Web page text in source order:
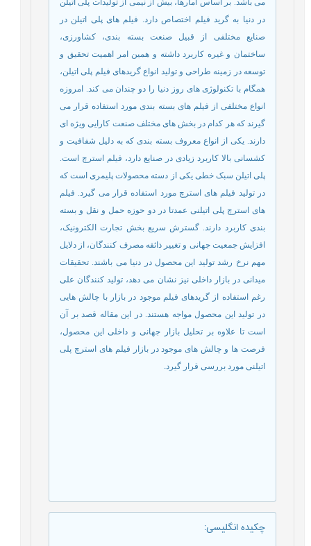
در دنیا به گرید فیلم اختصاص دارد. فیلم های پلی اتیلن در
صنایع مختلفی از قبیل صنعت بسته بندی، کشاورزی،
ساختمان و غیره کاربرد داشته و همین امر اهمیت تحقیق و
توسعه در زمینه طراحی و تولید انواع گریدهای فیلم پلی اتیلن،
همگام با تکنولوژی های روز دنیا را دو چندان می کند. امروزه
انواع مختلفی از فیلم های بسته بندی مورد استفاده قرار می
گیرند که هر کدام در بخش های مختلف صنعت کارایی ویژه ای
دارند. یکی از انواع معروف بسته بندی که به دلیل شفافیت و
کشسانی بالا کاربرد زیادی در صنایع دارد، فیلم استرچ است.
پلی اتیلن سبک خطی یکی از دسته محصولات پلیمری است که
در تولید فیلم های استرچ مورد استفاده قرار می گیرد. فیلم
های استرچ پلی اتیلنی عمدتا در دو حوزه حمل و نقل و بسته
بندی کاربرد دارند. گسترش سریع بخش تجارت الکترونیک،
افزایش جمعیت جهانی و تغییر ذائقه مصرف کنندگان، از دلایل
مهم نرخ رشد تولید این محصول در دنیا می باشند. تحقیقات
میدانی در بازار داخلی نیز نشان می دهد، تولید کنندگان علی
رغم استفاده از گریدهای فیلم موجود در بازار با چالش هایی
در تولید این محصول مواجه هستند. در این مقاله قصد بر آن
است تا علاوه بر تحلیل بازار جهانی و داخلی این محصول،
فرصت ها و چالش های موجود در بازار فیلم های استرچ پلی
اتیلنی مورد بررسی قرار گیرد .
چکیده انگلیسی: